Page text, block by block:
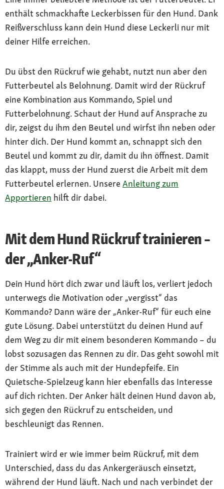
enthält schmackhafte Leckerbissen für den Hund. Dank
Reißverschluss kann dein Hund diese Leckerli nur mit
deiner Hilfe erreichen.
Du übst den Rückruf wie gehabt, nutzt nun aber den
Futterbeutel als Belohnung. Damit wird der Rückruf
eine Kombination aus Kommando, Spiel und
Futterbelohnung. Schaut der Hund auf Ansprache zu
dir, zeigst du ihm den Beutel und wirfst ihn neben oder
hinter dich. Der Hund kommt an, schnappt sich den
Beutel und kommt zu dir, damit du ihn öffnest. Damit
das klappt, muss der Hund zuerst die Arbeit mit dem
Futterbeutel erlernen. Unsere Anleitung zum
Apportieren hilft dir dabei.
Mit dem Hund Rückruf trainieren –
der „Anker-Ruf“
Dein Hund hört dich zwar und läuft los, verliert jedoch
unterwegs die Motivation oder „vergisst“ das
Kommando? Dann wäre der „Anker-Ruf“ für euch eine
gute Lösung. Dabei unterstützt du deinen Hund auf
dem Weg zu dir mit einem besonderen Kommando – du
lobst sozusagen das Rennen zu dir. Das geht sowohl mit
der Stimme als auch mit der Hundepfeife. Ein
Quietsche-Spielzeug kann hier ebenfalls das Interesse
auf dich richten. Der Anker hält deinen Hund davon ab,
sich gegen den Rückruf zu entscheiden, und
beschleunigt das Rennen.
Trainiert wird er wie immer beim Rückruf, mit dem
Unterschied, dass du das Ankergeräusch einsetzt,
während der Hund läuft. Nach und nach verbindet der